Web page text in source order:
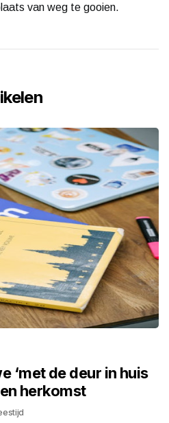
van weg te gooien.
‘met de deur in huis
herkomst